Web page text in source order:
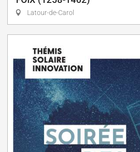
Latour-de-Carol